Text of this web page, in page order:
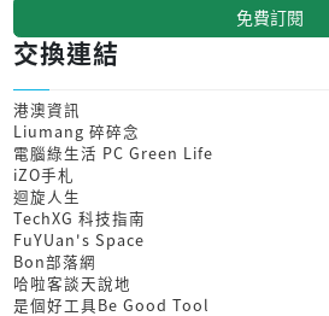
免費訂閱
交換連結
港澳資訊
Liumang 碎碎念
電腦綠生活 PC Green Life
iZO手札
迴旋人生
TechXG 科技指南
FuYUan's Space
Bon部落網
哈啦客談天說地
是個好工具Be Good Tool